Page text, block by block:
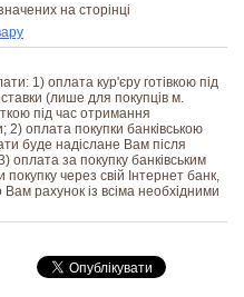
на сторінці
1) оплата кур'єру готівкою під
(лише для покупців м.
під час отримання
2) оплата покупки банківською
буде надіслане Вам після
за покупку банківським
через свій Інтернет банк,
рахунок із всіма необхідними